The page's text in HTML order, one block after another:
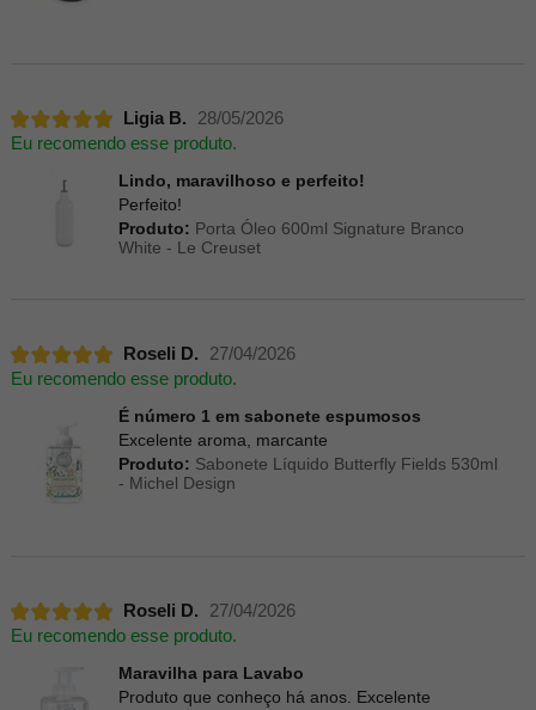
Ligia B.
28/05/2026
Eu recomendo esse produto.
Lindo, maravilhoso e perfeito!
Perfeito!
Produto: Porta Óleo 600ml Signature Branco
White - Le Creuset
Roseli D.
27/04/2026
Eu recomendo esse produto.
É número 1 em sabonete espumosos
Excelente aroma, marcante
Produto: Sabonete Líquido Butterfly Fields 530ml
- Michel Design
Roseli D.
27/04/2026
Eu recomendo esse produto.
Maravilha para Lavabo
Produto que conheço há anos. Excelente